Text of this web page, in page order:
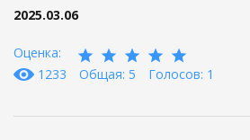
2025.03.06
Оценка:
1233
Общая: 5 Голосов: 1